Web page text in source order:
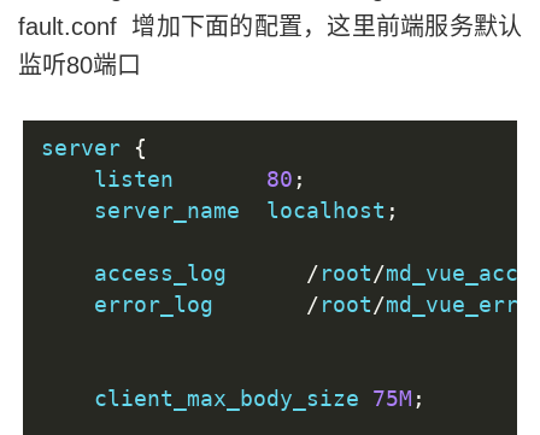
fault.conf 增加下面的配置，这里前端服务默认
监听80端口
server {
    listen
80 ;
    server_name  localhost
;
    access_log
/root/
    error_log
/root/
    client_max_body_size
75M ;